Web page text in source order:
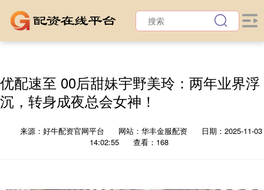
优配速至 00后甜妹宇野美玲：两年业界浮
沉，转身成夜总会女神！
来源：好牛配资官网平台 网站：华丰金服配资
日期：2025-11-03
14:02:55
查看：168